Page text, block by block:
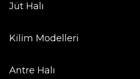
Jüt Halı
Kilim Modelleri
Antre Halı